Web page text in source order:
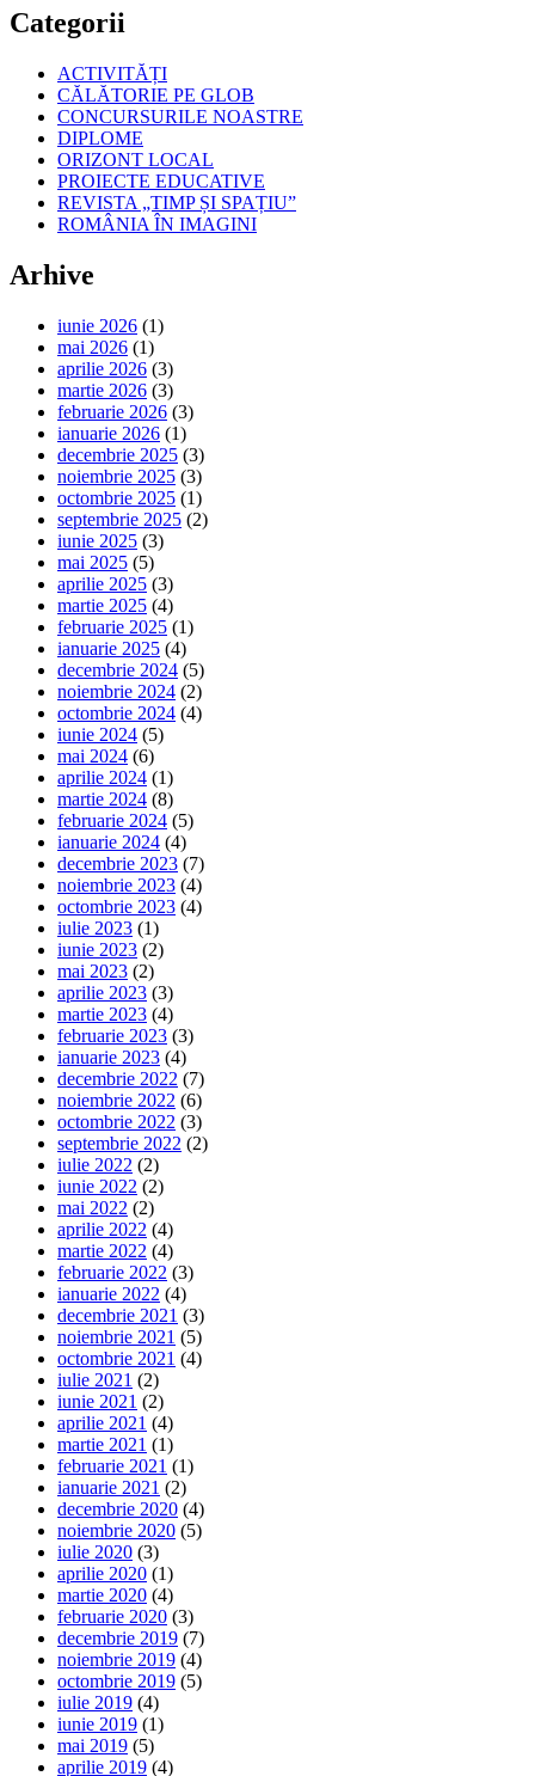
Categorii
ACTIVITĂȚI
CĂLĂTORIE PE GLOB
CONCURSURILE NOASTRE
DIPLOME
ORIZONT LOCAL
PROIECTE EDUCATIVE
REVISTA „TIMP ȘI SPAȚIU”
ROMÂNIA ÎN IMAGINI
Arhive
iunie 2026 (1)
mai 2026 (1)
aprilie 2026 (3)
martie 2026 (3)
februarie 2026 (3)
ianuarie 2026 (1)
decembrie 2025 (3)
noiembrie 2025 (3)
octombrie 2025 (1)
septembrie 2025 (2)
iunie 2025 (3)
mai 2025 (5)
aprilie 2025 (3)
martie 2025 (4)
februarie 2025 (1)
ianuarie 2025 (4)
decembrie 2024 (5)
noiembrie 2024 (2)
octombrie 2024 (4)
iunie 2024 (5)
mai 2024 (6)
aprilie 2024 (1)
martie 2024 (8)
februarie 2024 (5)
ianuarie 2024 (4)
decembrie 2023 (7)
noiembrie 2023 (4)
octombrie 2023 (4)
iulie 2023 (1)
iunie 2023 (2)
mai 2023 (2)
aprilie 2023 (3)
martie 2023 (4)
februarie 2023 (3)
ianuarie 2023 (4)
decembrie 2022 (7)
noiembrie 2022 (6)
octombrie 2022 (3)
septembrie 2022 (2)
iulie 2022 (2)
iunie 2022 (2)
mai 2022 (2)
aprilie 2022 (4)
martie 2022 (4)
februarie 2022 (3)
ianuarie 2022 (4)
decembrie 2021 (3)
noiembrie 2021 (5)
octombrie 2021 (4)
iulie 2021 (2)
iunie 2021 (2)
aprilie 2021 (4)
martie 2021 (1)
februarie 2021 (1)
ianuarie 2021 (2)
decembrie 2020 (4)
noiembrie 2020 (5)
iulie 2020 (3)
aprilie 2020 (1)
martie 2020 (4)
februarie 2020 (3)
decembrie 2019 (7)
noiembrie 2019 (4)
octombrie 2019 (5)
iulie 2019 (4)
iunie 2019 (1)
mai 2019 (5)
aprilie 2019 (4)